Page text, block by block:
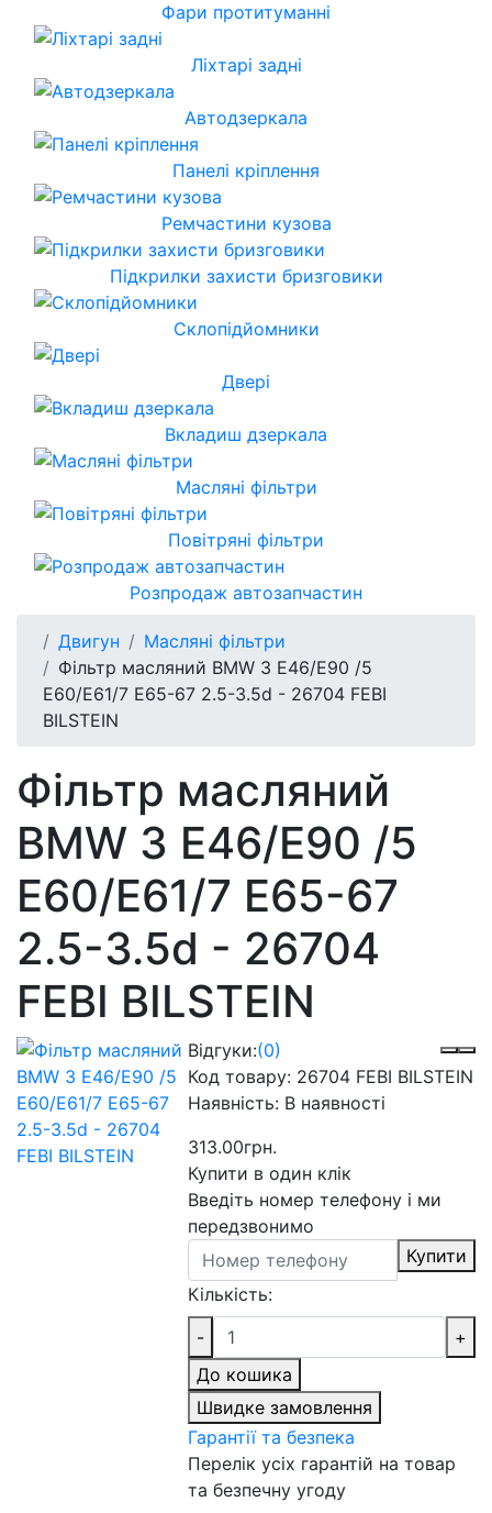
Фари протитуманні
Ліхтарі задні
Автодзеркала
Панелі кріплення
Ремчастини кузова
Підкрилки захисти бризговики
Склопідйомники
Двері
Вкладиш дзеркала
Масляні фільтри
Повітряні фільтри
Розпродаж автозапчастин
Двигун
Масляні фільтри
Фільтр масляний BMW 3 E46/E90 /5
E60/E61/7 E65-67 2.5-3.5d - 26704 FEBI
BILSTEIN
Фільтр масляний
BMW 3 E46/E90 /5
E60/E61/7 E65-67
2.5-3.5d - 26704
FEBI BILSTEIN
Відгуки:(0)
Код товару: 26704 FEBI BILSTEIN
Наявність: В наявності
313.00грн.
Купити в один клік
Введіть номер телефону і ми
передзвонимо
Купити
Кількість:
-
+
До кошика
Швидке замовлення
Гарантії та безпека
Перелік усіх гарантій на товар
та безпечну угоду